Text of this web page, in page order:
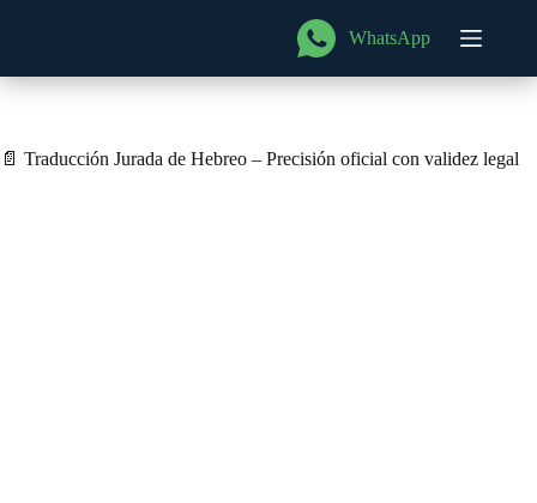
WhatsApp
📄 Traducción Jurada de Hebreo – Precisión oficial con validez legal